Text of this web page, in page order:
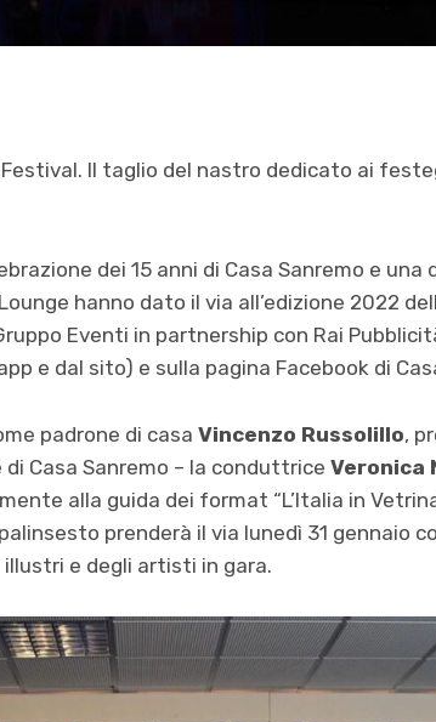
Il taglio del nastro dedicato ai
dei 15 anni di Casa Sanremo e
hanno dato il via all’edizione 2022
Eventi in partnership con Rai
e dal sito) e sulla pagina Facebook di
padrone di casa Vincenzo Russolillo,
Casa Sanremo – la conduttrice Veronica
alla guida dei format “L’Italia in
prenderà il via lunedì 31 gennaio
e degli artisti in gara.